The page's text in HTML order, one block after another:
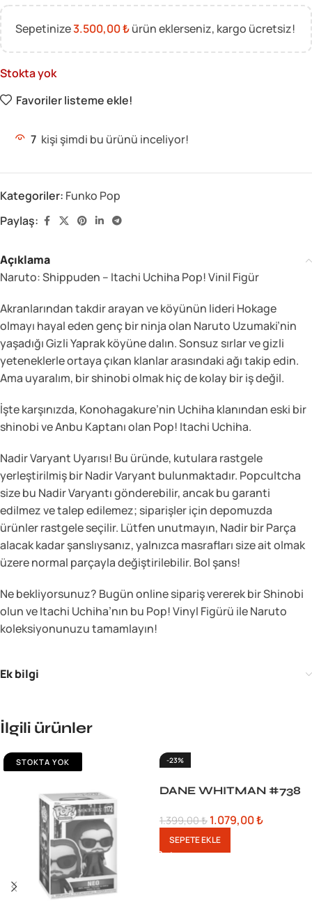
Sepetinize3.500,00₺ürün eklerseniz, kargo ücretsiz!
Stokta yok
Favoriler listeme ekle!
7 kişi şimdi bu ürünü inceliyor!
Kategoriler: Funko Pop
Paylaş:
Açıklama
Naruto: Shippuden – Itachi Uchiha Pop! Vinil Figür
Akranlarından takdir arayan ve köyünün lideri Hokage
olmayı hayal eden genç bir ninja olan Naruto Uzumaki’nin
yaşadığı Gizli Yaprak köyüne dalın. Sonsuz sırlar ve gizli
yeteneklerle ortaya çıkan klanlar arasındaki ağı takip edin.
Ama uyaralım, bir shinobi olmak hiç de kolay bir iş değil.
İşte karşınızda, Konohagakure’nin Uchiha klanından eski bir
shinobi ve Anbu Kaptanı olan Pop! Itachi Uchiha.
Nadir Varyant Uyarısı! Bu üründe, kutulara rastgele
yerleştirilmiş bir Nadir Varyant bulunmaktadır. Popcultcha
size bu Nadir Varyantı gönderebilir, ancak bu garanti
edilmez ve talep edilemez; siparişler için depomuzda
ürünler rastgele seçilir. Lütfen unutmayın, Nadir bir Parça
alacak kadar şanslıysanız, yalnızca masrafları size ait olmak
üzere normal parçayla değiştirilebilir. Bol şans!
Ne bekliyorsunuz? Bugün online sipariş vererek bir Shinobi
olun ve Itachi Uchiha’nın bu Pop! Vinyl Figürü ile Naruto
koleksiyonunuzu tamamlayın!
Ek bilgi
İlgili ürünler
STOKTA YOK -23%
DANE WHITMAN #738
1.399,00₺ 1.079,00₺
SEPETE EKLE